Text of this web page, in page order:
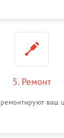
5. Ремонт
ваш